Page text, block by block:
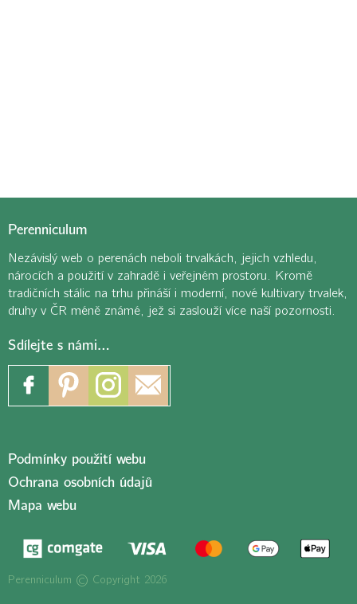
Perenniculum
Nezávislý web o perenách neboli trvalkách, jejich vzhledu,
nárocích a použití v zahradě i veřejném prostoru. Kromě
tradičních stálic na trhu přináší i moderní, nové kultivary trvalek,
druhy v ČR méně známé, jež si zaslouží více naší pozornosti.
Sdílejte s námi…
Podmínky použití webu
Ochrana osobních údajů
Mapa webu
Perenniculum © Copyright 2026